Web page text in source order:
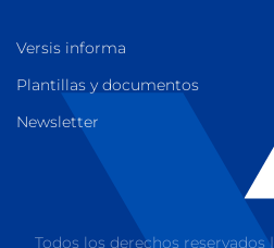
Versis informa
Plantillas y documentos
Newsletter
Todos los derechos reservados |